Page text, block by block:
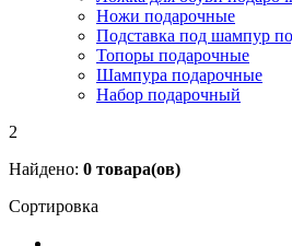
Ножи подарочные
Подставка под шампур
Топоры подарочные
Шампура подарочные
Набор подарочный
2
Найдено: 0 товара(ов)
Сортировка